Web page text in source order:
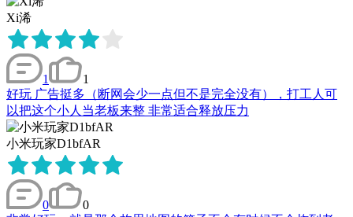
Xi浠
1
1
好玩 广告挺多（断网会少一点但不是完全没有），打工人可
以把这个小人当老板来整 非常适合释放压力
小米玩家D1bfAR
0
0